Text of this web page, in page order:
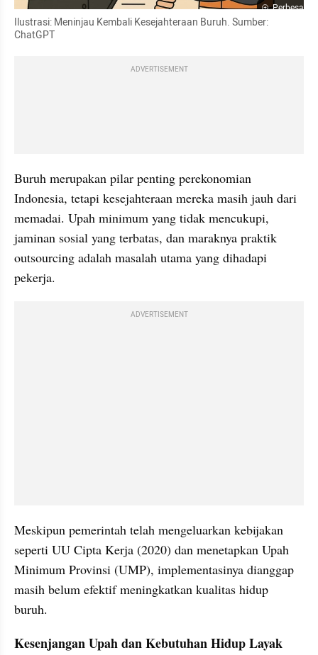
Perbesar
Ilustrasi: Meninjau Kembali Kesejahteraan Buruh. Sumber:
ChatGPT
ADVERTISEMENT
Buruh merupakan pilar penting perekonomian
Indonesia, tetapi kesejahteraan mereka masih jauh dari
memadai. Upah minimum yang tidak mencukupi,
jaminan sosial yang terbatas, dan maraknya praktik
outsourcing adalah masalah utama yang dihadapi
pekerja.
ADVERTISEMENT
Meskipun pemerintah telah mengeluarkan kebijakan
seperti UU Cipta Kerja (2020) dan menetapkan Upah
Minimum Provinsi (UMP), implementasinya dianggap
masih belum efektif meningkatkan kualitas hidup
buruh.
Kesenjangan Upah dan Kebutuhan Hidup Layak